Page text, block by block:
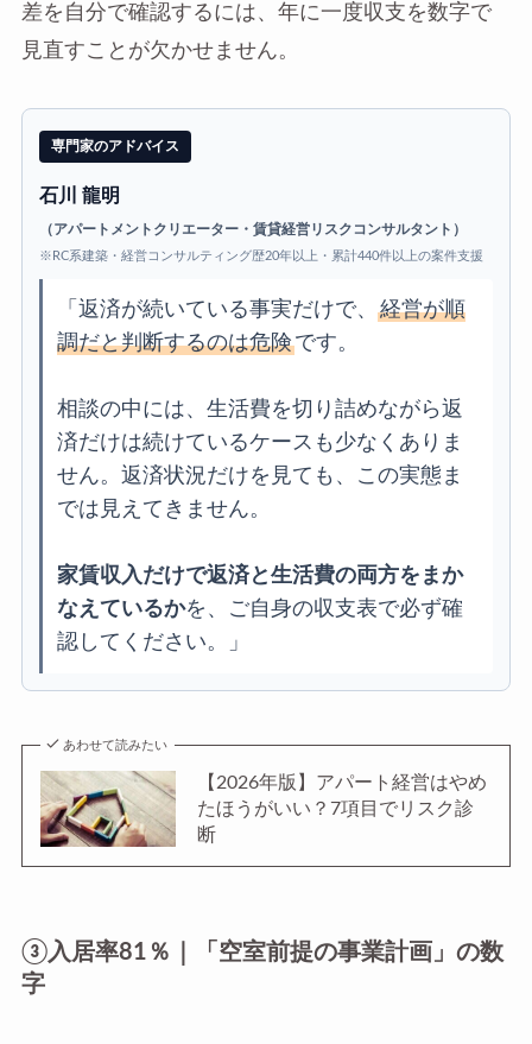
差を自分で確認するには、年に一度収支を数字で
見直すことが欠かせません。
専門家のアドバイス
石川 龍明
（アパートメントクリエーター・賃貸経営リスクコンサルタント）
※RC系建築・経営コンサルティング歴20年以上・累計440件以上の案件支援
「返済が続いている事実だけで、
経営が順
調だと判断するのは危険です。
相談の中には、生活費を切り詰めながら返
済だけは続けているケースも少なくありま
せん。返済状況だけを見ても、この実態ま
では見えてきません。
家賃収入だけで返済と生活費の両方をまか
なえているかを、ご自身の収支表で必ず確
認してください。」
あわせて読みたい
【2026年版】アパート経営はやめ
たほうがいい？7項目でリスク診
断
③入居率81％｜「空室前提の事業計画」の数
字